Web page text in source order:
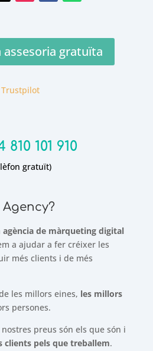
assesoria gratuïta
Trustpilot
810 101 910
gratuït)
agència de màrqueting digital
a ajudar a fer créixer les
més clients i de més
les millors eines, les millors
persones.
preus són els que són i
clients pels que treballem.